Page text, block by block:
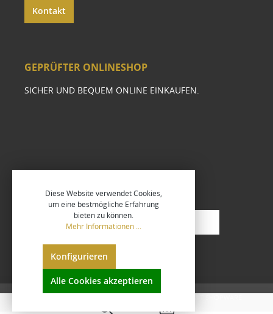
Kontakt
GEPRÜFTER ONLINESHOP
SICHER UND BEQUEM ONLINE EINKAUFEN.
Diese Website verwendet Cookies,
um eine bestmögliche Erfahrung
bieten zu können.
Mehr Informationen ...
Konfigurieren
Alle Cookies akzeptieren